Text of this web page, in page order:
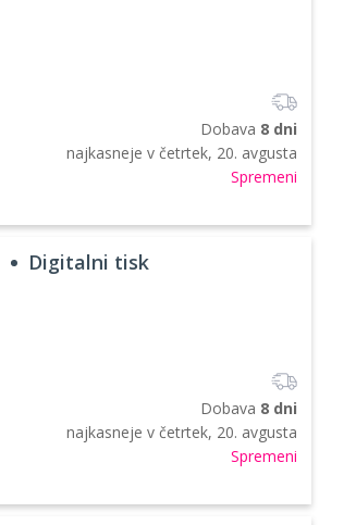
Dobava 8 dni
najkasneje v četrtek, 20. avgusta
Spremeni
Digitalni tisk
Dobava 8 dni
najkasneje v četrtek, 20. avgusta
Spremeni